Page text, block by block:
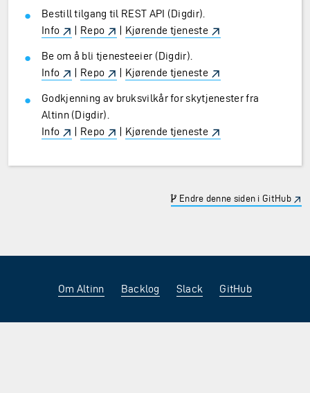
Bestill tilgang til REST API (Digdir).
Info
| Repo | Kjørende tjeneste
Be om å bli tjenesteeier (Digdir).
Info
| Repo | Kjørende tjeneste
Godkjenning av bruksvilkår for skytjenester fra
Altinn (Digdir).
Info
| Repo | Kjørende tjeneste
Endre denne siden i GitHub
Om Altinn Backlog Slack GitHub